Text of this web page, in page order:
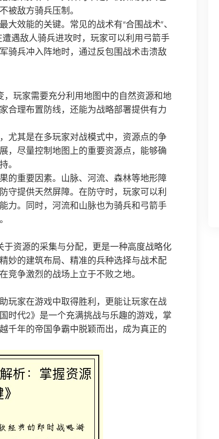
被敌方骑兵压制。
效能的关键。常见的战术有“合围战术”、
遭遇敌人骑兵进攻时，玩家可以利用弓箭手
骑兵冲入阵地时，通过反包围战术击溃敌
玩家需要充分利用地图中的自然资源和地
合理布置防线，还能为战略部署提供有力
尤其是在多玩家对战模式中，资源点的争
，尽量控制地图上的重要资源点，能够确
。
的重要因素。山脉、河流、森林等地形障
守提供天然屏障。在防守时，玩家可以利
力。同时，河流和山脉也为骑兵和弓箭手
资源的采集与分配，更是一种高度战略化
妙的建筑布局、精准的兵种选择与战术配
竞争激烈的战场上立于不败之地。
玩家在游戏中取得胜利，更能让玩家在战
时代2》是一个充满挑战与乐趣的游戏，掌
千年的帝国争霸中脱颖而出，成为真正的